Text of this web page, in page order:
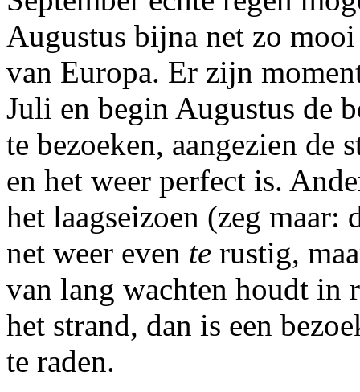
Augustus bijna net zo
van Europa. Er zijn
Juli en begin Augustus de
te bezoeken, aangezien de
en het weer perfect is.
het laagseizoen (zeg maar:
net weer even te rustig,
van lang wachten houdt in
het strand, dan is een
te raden.